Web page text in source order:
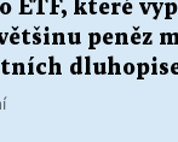
ETF, které
peněz